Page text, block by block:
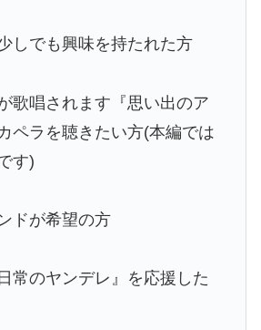
しでも興味を持たれた方
歌唱されます『思い出のア
ペラを聴きたい方(本編では
す)
ドが希望の方
常のヤンデレ』を応援した